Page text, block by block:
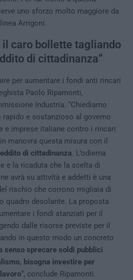
uno sforzo molto maggiore da
Arrigoni.
il caro bollette tagliando
di cittadinanza”
per aumentare i fondi anti rincari
Paolo Ripamonti,
Industria. “Chiediamo
rapido e sostanzioso al governo
e imprese italiane contro i rincari
manovra questa misura con il
di cittadinanza. L’odierna
e la ricaduta che la scelta di
avrà su attività e addetti è una
rischio che corrono migliaia di
quadro desolante. La proposta
i fondi stanziati per il
dalle risorse previste per il
in questo modo un concreto
senso sprecare soldi pubblici
bisogna investire per
“, conclude Ripamonti.